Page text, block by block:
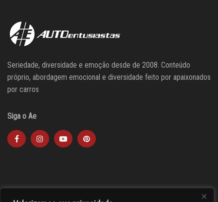
Seriedade, diversidade e emoção desde de 2008. Conteúdo
próprio, abordagem emocional e diversidade feito por apaixonados
por carros
Siga o Ae